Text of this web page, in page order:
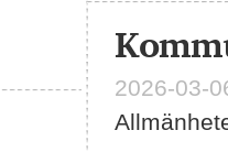
2026-03-